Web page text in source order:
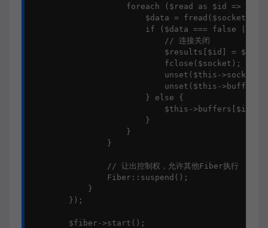
foreach ($read as $id =>
$data = fread($socket,
if ($data === false ||
                            // 连接关闭
$results[$id] =
                            fclose($socket);
unset($this-
unset($this-
                        } else {
$this->buffers[$id]
                        }
                    }
                }
                // 让出控制权，允许其他Fiber执行
                Fiber::suspend();
            }
        });
        $fiber->start();